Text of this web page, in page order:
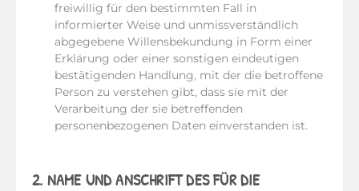
freiwillig für den bestimmten Fall in
informierter Weise und unmissverständlich
abgegebene Willensbekundung in Form einer
Erklärung oder einer sonstigen eindeutigen
bestätigenden Handlung, mit der die betroffene
Person zu verstehen gibt, dass sie mit der
Verarbeitung der sie betreffenden
personenbezogenen Daten einverstanden ist.
2. NAME UND ANSCHRIFT DES FÜR DIE